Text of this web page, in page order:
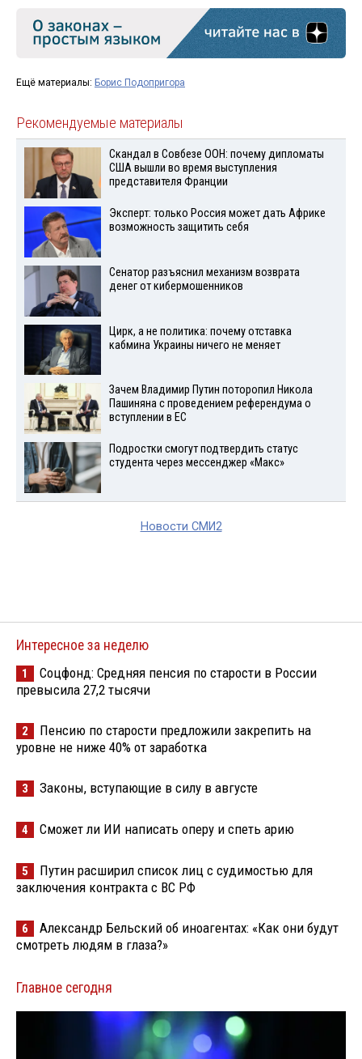
Ещё материалы: Борис Подопригора
Рекомендуемые материалы
Скандал в Совбезе ООН: почему дипломаты
США вышли во время выступления
представителя Франции
Эксперт: только Россия может дать Африке
возможность защитить себя
Сенатор разъяснил механизм возврата
денег от кибермошенников
Цирк, а не политика: почему отставка
кабмина Украины ничего не меняет
Зачем Владимир Путин поторопил Никола
Пашиняна с проведением референдума о
вступлении в ЕС
Подростки смогут подтвердить статус
студента через мессенджер «Макс»
Новости СМИ2
Интересное за неделю
1
Соцфонд: Средняя пенсия по старости в России
превысила 27,2 тысячи
2
Пенсию по старости предложили закрепить на
уровне не ниже 40% от заработка
3 Законы, вступающие в силу в августе
4 Сможет ли ИИ написать оперу и спеть арию
5
Путин расширил список лиц с судимостью для
заключения контракта с ВС РФ
6
Александр Бельский об иноагентах: «Как они будут
смотреть людям в глаза?»
Главное сегодня